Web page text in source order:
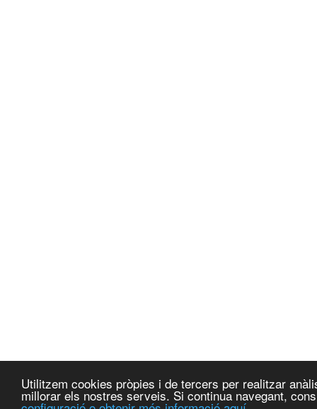
Utilitzem cookies pròpies i de tercers per realitzar
millorar els nostres serveis. Si continua navegant,